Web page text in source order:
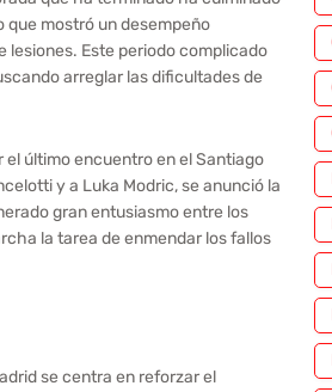
que mostró un desempeño
lesiones. Este periodo complicado
arreglar las dificultades de
último encuentro en el Santiago
y a Luka Modric, se anunció la
gran entusiasmo entre los
la tarea de enmendar los fallos
se centra en reforzar el